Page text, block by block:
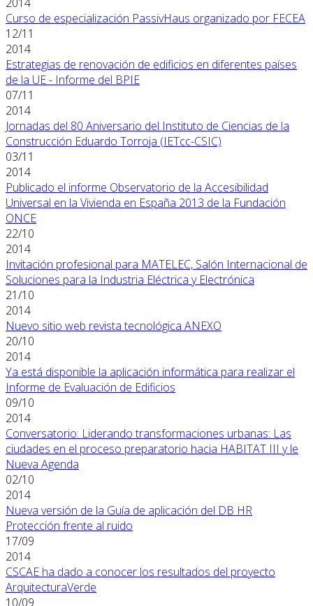
Curso de especialización PassivHaus organizado por FECEA
12/11
2014
Estrategias de renovación de edificios en diferentes países
de la UE - Informe del BPIE
07/11
2014
Jornadas del 80 Aniversario del Instituto de Ciencias de la
Construcción Eduardo Torroja (IETcc-CSIC)
03/11
2014
Publicado el informe Observatorio de la Accesibilidad
Universal en la Vivienda en España 2013 de la Fundación
ONCE
22/10
2014
Invitación profesional para MATELEC, Salón Internacional de
Soluciones para la Industria Eléctrica y Electrónica
21/10
2014
Nuevo sitio web revista tecnológica ANEXO
20/10
2014
Ya está disponible la aplicación informática para realizar el
Informe de Evaluación de Edificios
09/10
2014
Conversatorio: Liderando transformaciones urbanas: Las
ciudades en el proceso preparatorio hacia HABITAT III y le
Nueva Agenda
02/10
2014
Nueva versión de la Guía de aplicación del DB HR
Protección frente al ruido
17/09
2014
CSCAE ha dado a conocer los resultados del proyecto
ArquitecturaVerde
10/09